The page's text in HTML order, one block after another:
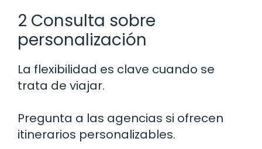
2 Consulta sobre
personalización
La flexibilidad es clave cuando se
trata de viajar.
Pregunta a las agencias si ofrecen
itinerarios personalizables.